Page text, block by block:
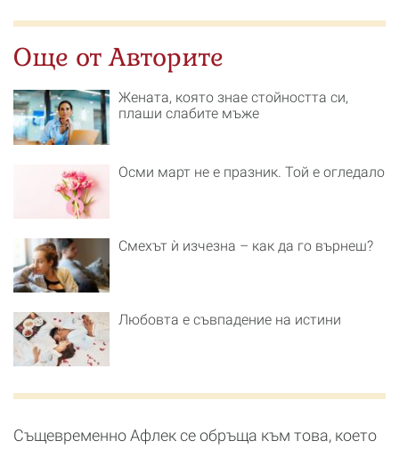
Още от Авторите
Жената, която знае стойността си,
плаши слабите мъже
Осми март не е празник. Той е огледало
Смехът ѝ изчезна – как да го върнеш?
Любовта е съвпадение на истини
Същевременно Афлек се обръща към това, което